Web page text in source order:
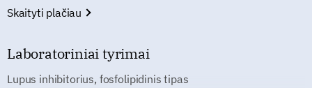
Skaityti plačiau
Laboratoriniai tyrimai
Lupus inhibitorius, fosfolipidinis tipas